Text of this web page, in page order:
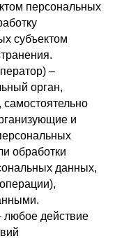
персональных
субъектом
–
орган,
и
обработки
данных,
любое действие